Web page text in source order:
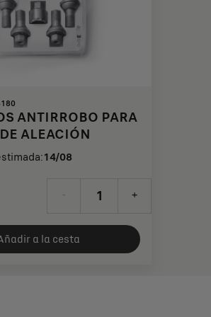
ANTIRROBO PARA
ALEACIÓN
14/08
- +
a la cesta